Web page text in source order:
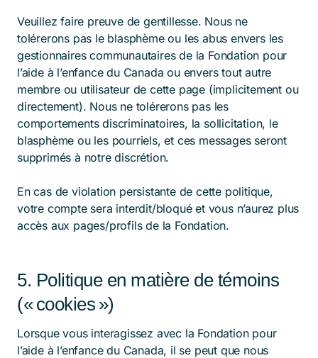
Veuillez faire preuve de gentillesse. Nous ne
tolérerons pas le blasphème ou les abus envers les
gestionnaires communautaires de la Fondation pour
l’aide à l’enfance du Canada ou envers tout autre
membre ou utilisateur de cette page (implicitement ou
directement). Nous ne tolérerons pas les
comportements discriminatoires, la sollicitation, le
blasphème ou les pourriels, et ces messages seront
supprimés à notre discrétion.
En cas de violation persistante de cette politique,
votre compte sera interdit/bloqué et vous n’aurez plus
accès aux pages/profils de la Fondation.
5. Politique en matière de témoins
(« cookies »)
Lorsque vous interagissez avec la Fondation pour
l’aide à l’enfance du Canada, il se peut que nous